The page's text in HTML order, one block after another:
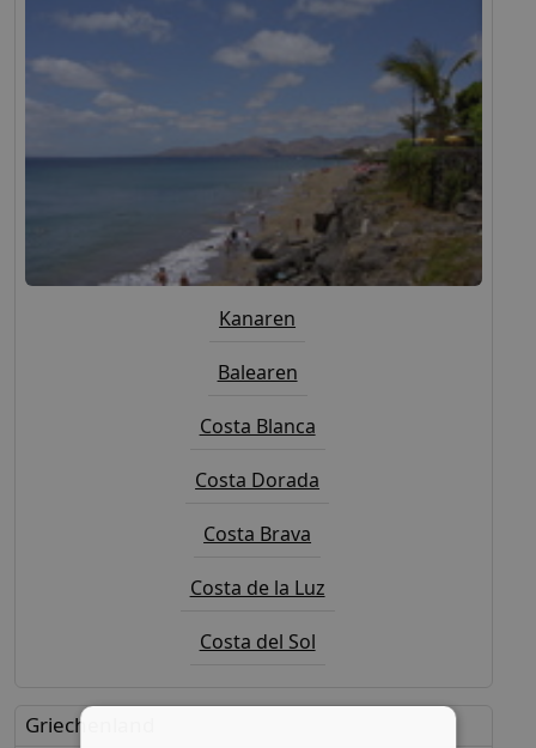
Kanaren
Balearen
Costa Blanca
Costa Dorada
Costa Brava
Costa de la Luz
Costa del Sol
Griechenland